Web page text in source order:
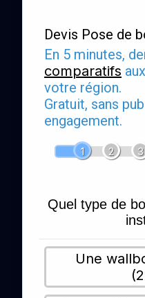
Devis Pose de
En 5 minutes,
comparatifs aux
votre région.
Gratuit, sans
engagement.
1 2 3
Quel type de
Une